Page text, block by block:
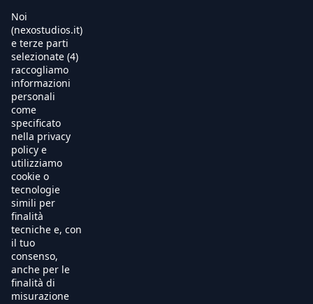
Warning
/usr/local/apache/hosting/nexostudios/www/wp-
content/themes/nexo24/single.php
Pompeii. Sin City.
Remo Anzovino
Noi
(nexostudios.it)
e terze parti
selezionate (4)
raccogliamo
informazioni
personali
come
specificato
nella privacy
policy e
utilizziamo
cookie o
tecnologie
simili per
finalità
tecniche e, con
il tuo
consenso,
anche per le
finalità di
misurazione